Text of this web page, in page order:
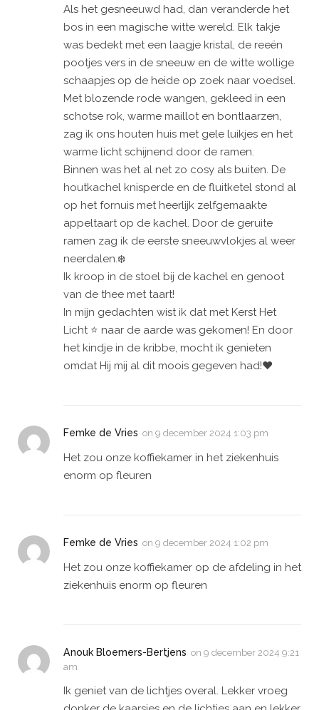
Als het gesneeuwd had, dan veranderde het
bos in een magische witte wereld. Elk takje
was bedekt met een laagje kristal, de reeën
pootjes vers in de sneeuw en de witte wollige
schaapjes op de heide op zoek naar voedsel.
Met blozende rode wangen, gekleed in een
schotse rok, warme maillot en bontlaarzen,
zag ik ons houten huis met gele luikjes en het
warme licht schijnend door de ramen.
Binnen was het al net zo cosy als buiten. De
houtkachel knisperde en de fluitketel stond al
op het fornuis met heerlijk zelfgemaakte
appeltaart op de kachel. Door de geruite
ramen zag ik de eerste sneeuwvlokjes al weer
neerdalen.❄️
Ik kroop in de stoel bij de kachel en genoot
van de thee met taart!
In mijn gedachten wist ik dat met Kerst Het
Licht ⭐️ naar de aarde was gekomen! En door
het kindje in de kribbe, mocht ik genieten
omdat Hij mij al dit moois gegeven had!❤️
Femke de Vries on 9 december 2024 1:03 pm
Het zou onze koffiekamer in het ziekenhuis
enorm op fleuren
Femke de Vries on 9 december 2024 1:02 pm
Het zou onze koffiekamer op de afdeling in het
ziekenhuis enorm op fleuren
Anouk Bloemers-Bertjens on 9 december 2024 9:21
am
Ik geniet van de lichtjes overal. Lekker vroeg